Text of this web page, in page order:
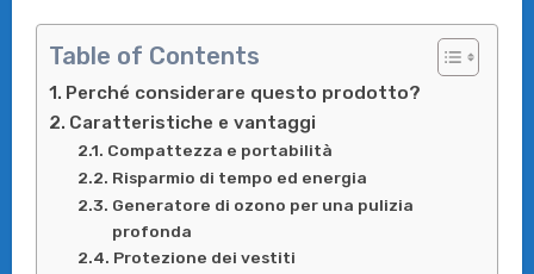
Table of Contents
Perché considerare questo prodotto?
Caratteristiche e vantaggi
Compattezza e portabilità
Risparmio di tempo ed energia
Generatore di ozono per una pulizia
profonda
Protezione dei vestiti